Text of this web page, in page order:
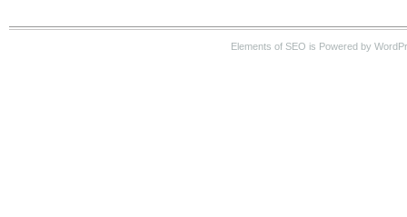
Elements of SEO is Powered by